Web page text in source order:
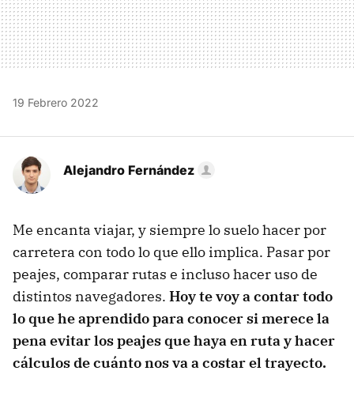
19 Febrero 2022
Alejandro Fernández
Me encanta viajar, y siempre lo suelo hacer por
carretera con todo lo que ello implica. Pasar por
peajes, comparar rutas e incluso hacer uso de
distintos navegadores. Hoy te voy a contar todo
lo que he aprendido para conocer si merece la
pena evitar los peajes que haya en ruta y hacer
cálculos de cuánto nos va a costar el trayecto.